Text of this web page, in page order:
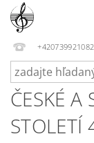
+420739921082
ČESKÉ A
STOLETÍ